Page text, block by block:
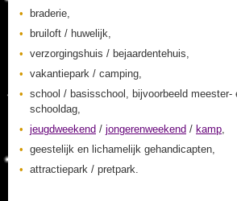
braderie,
bruiloft / huwelijk,
verzorgingshuis / bejaardentehuis,
vakantiepark / camping,
school / basisschool, bijvoorbeeld meester-
schooldag,
jeugdweekend / jongerenweekend / kamp,
geestelijk en lichamelijk gehandicapten,
attractiepark / pretpark.